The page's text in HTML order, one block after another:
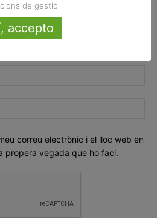
correu electrònic i el lloc web en
propera vegada que ho faci.
de gestió
accepto